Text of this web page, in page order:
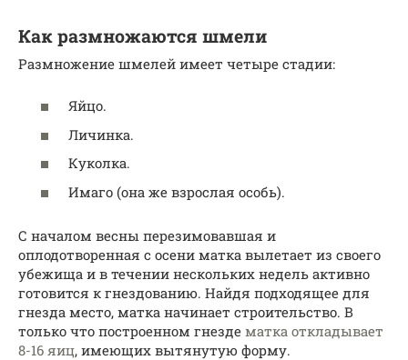
Как размножаются шмели
Размножение шмелей имеет четыре стадии:
Яйцо.
Личинка.
Куколка.
Имаго (она же взрослая особь).
С началом весны перезимовавшая и
оплодотворенная с осени матка вылетает из своего
убежища и в течении нескольких недель активно
готовится к гнездованию. Найдя подходящее для
гнезда место, матка начинает строительство. В
только что построенном гнезде матка откладывает
8-16 яиц, имеющих вытянутую форму.